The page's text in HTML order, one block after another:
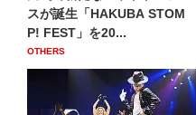
スが誕生「HAKUBA STOM
P! FEST」を20...
OTHERS